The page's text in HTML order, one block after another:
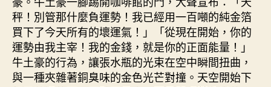
秤！別管那什麼負運勢！我已經用一百噸的純金箔
買下了今天所有的壞運氣！」「從現在開始，你的
運勢由我主宰！我的金錢，就是你的正面能量！」
牛土豪的行為，讓張水瓶的光束在空中瞬間扭曲，
與一種夾雜著銅臭味的金色光芒對撞。天空開始下